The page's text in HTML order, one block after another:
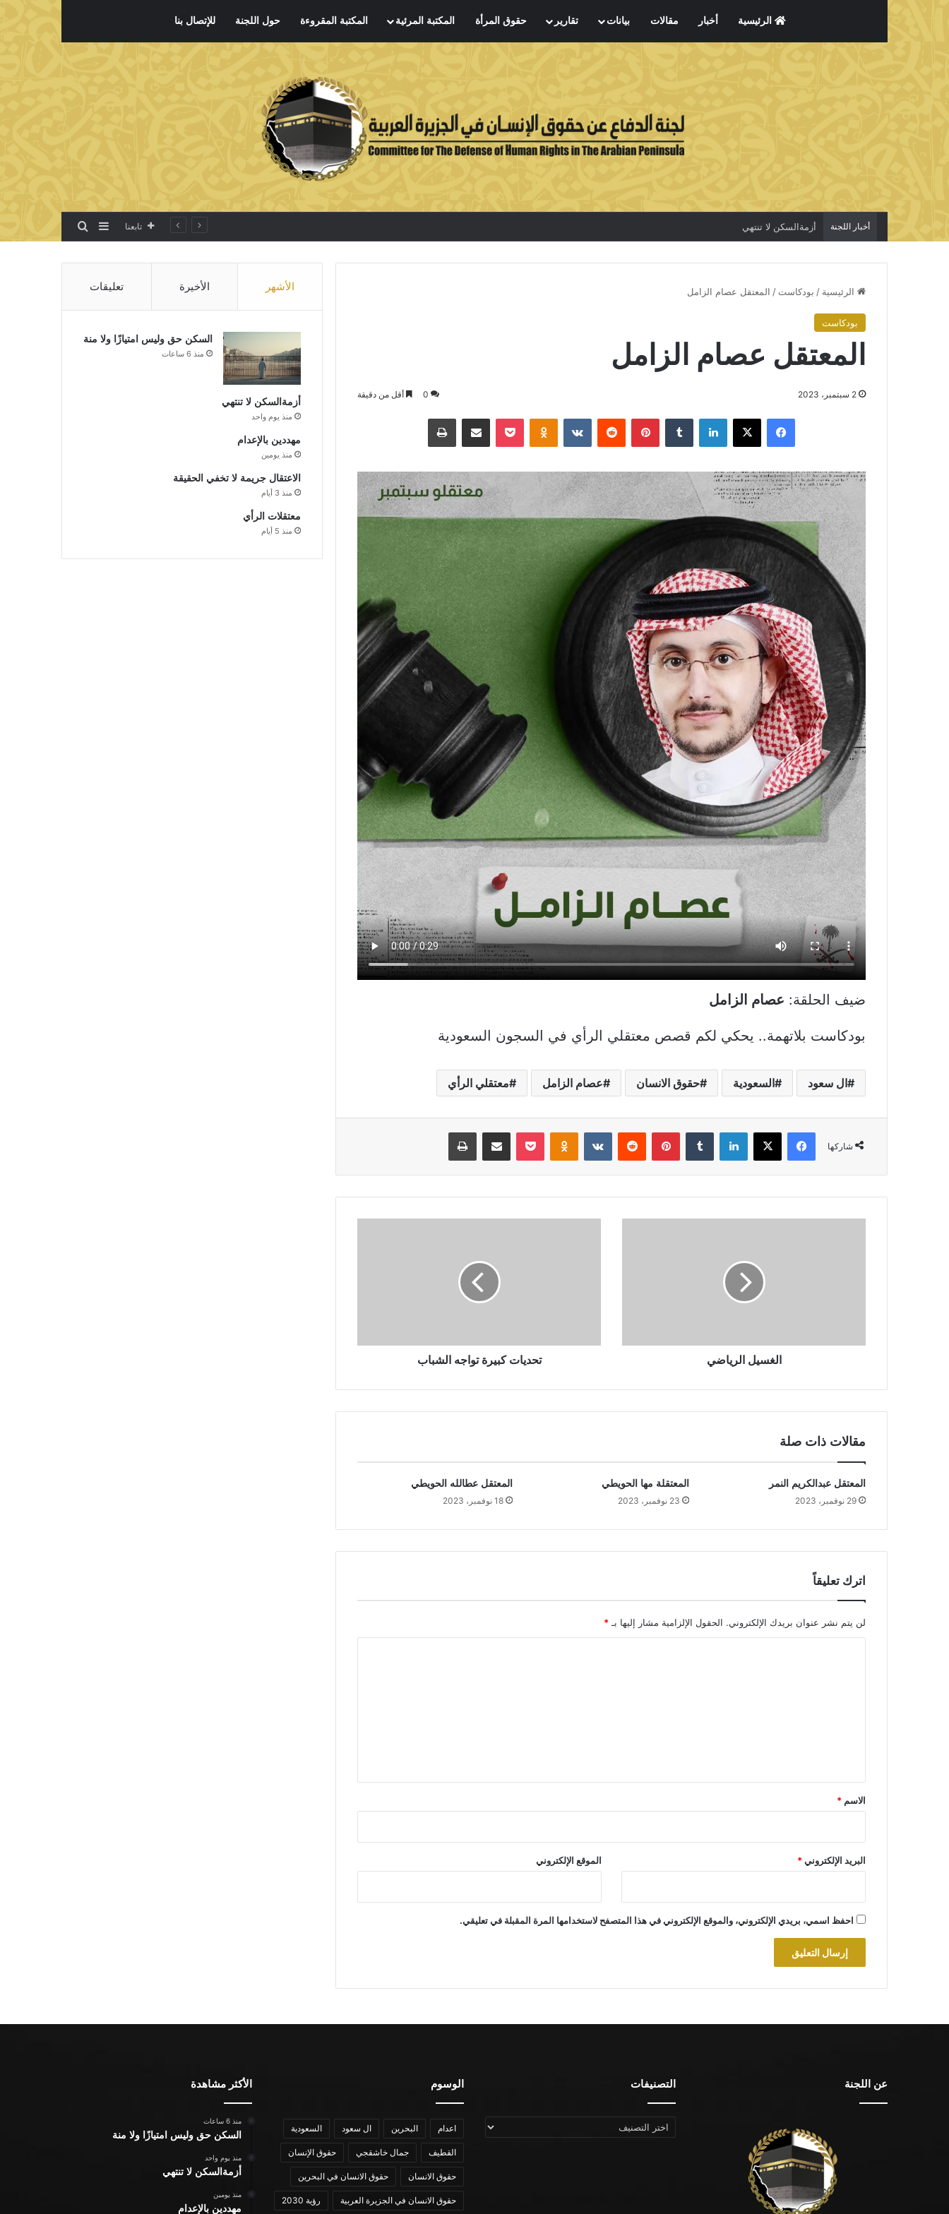
الرئيسية أخبار مقالات بيانات تقارير حقوق المرأة المكتبة المرئية المكتبة المقروءة حول اللجنة للإتصال بنا
أخبار اللجنة أزمةالسكن لا تنتهي تابعنا إضافة عمود جانبي
بحث عن
الرئيسية / بودكاست / المعتقل عصام الزامل
بودكاست
المعتقل عصام الزامل
2 سبتمبر، 2023 0 أقل من دقيقة
فيسبوك X لينكدإن بينتيريست Odnoklassniki
بوكيت مشاركة عبر البريد طباعة
ضيف الحلقة: عصام الزامل
بودكاست بلاتهمة.. يحكي لكم قصص معتقلي الرأي في السجون السعودية
ال سعود السعودية حقوق الانسان عصام الزامل معتقلي الرأي
شاركها
فيسبوك X لينكدإن بينتيريست Odnoklassniki
بوكيت مشاركة عبر البريد طباعة
الغسيل الرياضي تحديات كبيرة تواجه الشباب
مقالات ذات صلة
المعتقل عبدالكريم النمر
29 نوفمبر، 2023
المعتقلة مها الحويطي
23 نوفمبر، 2023
المعتقل عطالله الحويطي
18 نوفمبر، 2023
اترك تعليقاً
لن يتم نشر عنوان بريدك الإلكتروني. الحقول الإلزامية مشار إليها بـ *
*
الاسم *
البريد الإلكتروني* الموقع الإلكتروني
احفظ اسمي، بريدي الإلكتروني، والموقع الإلكتروني في هذا المتصفح لاستخدامها المرة المقبلة في تعليقي.
الأشهر الأخيرة تعليقات
السكن حق وليس امتيازًا ولا منة
منذ 6 ساعات
أزمةالسكن لا تنتهي
منذ يوم واحد
مهددين بالإعدام
منذ يومين
الاعتقال جريمة لا تخفي الحقيقة
منذ 3 أيام
معتقلات الرأي
منذ 5 أيام
عن اللجنة التصنيفات
التصنيفات
الوسوم
اعدام البحرين ال سعود السعودية
القطيف جمال خاشقجي حقوق الإنسان
حقوق الانسان حقوق الانسان في البحرين
حقوق الانسان في الجزيرة العربية رؤية 2030
الأكثر مشاهدة
منذ 6 ساعات
السكن حق وليس امتيازًا ولا منة
منذ يوم واحد
أزمةالسكن لا تنتهي
منذ يومين
مهددين بالإعدام